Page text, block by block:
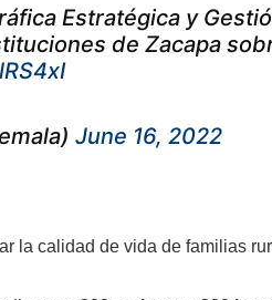
Estratégica y
de Zacapa
June 16, 2022
la calidad de vida de familias